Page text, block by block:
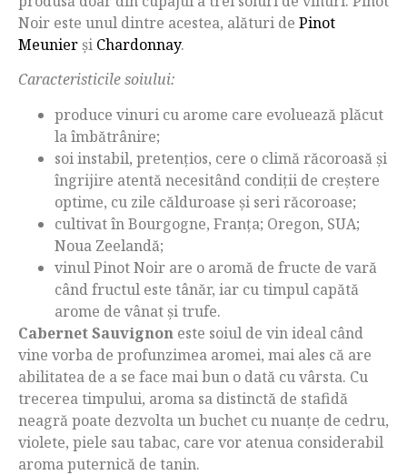
Noir este unul dintre acestea, alături de Pinot
Meunierși Chardonnay.
Caracteristicile soiului:
produce vinuri cu arome care evoluează plăcut
la îmbătrânire;
soi instabil, pretențios, cere o climă răcoroasă și
îngrijire atentă necesitând condiții de creștere
optime, cu zile călduroase și seri răcoroase;
cultivat în Bourgogne, Franța; Oregon, SUA;
Noua Zeelandă;
vinul Pinot Noir are o aromă de fructe de vară
când fructul este tânăr, iar cu timpul capătă
arome de vânat și trufe.
Cabernet Sauvignon este soiul de vin ideal când
vine vorba de profunzimea aromei, mai ales că are
abilitatea de a se face mai bun o dată cu vârsta. Cu
trecerea timpului, aroma sa distinctă de stafidă
neagră poate dezvolta un buchet cu nuanțe de cedru,
violete, piele sau tabac, care vor atenua considerabil
aroma puternică de tanin.